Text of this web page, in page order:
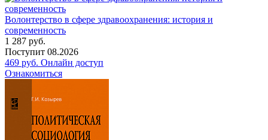
Волонтерство в сфере здравоохранения: история и
современность
1 287 руб.
Поступит 08.2026
469 руб. Онлайн доступ
Ознакомиться